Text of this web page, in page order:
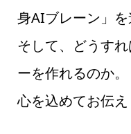
身AIブレーン」を
そして、どうす
ーを作れるのか。
心を込めてお伝え